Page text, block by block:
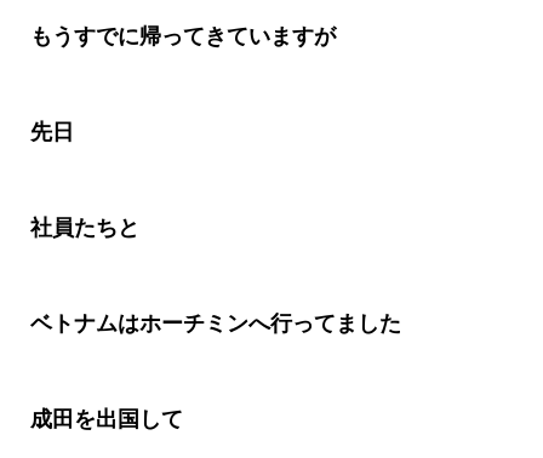
もうすでに帰ってきていますが
先日
社員たちと
ベトナムはホーチミンへ行ってました
成田を出国して